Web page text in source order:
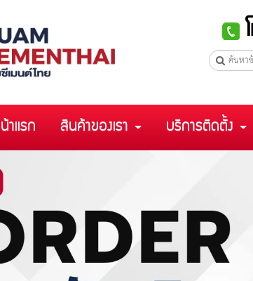
าแรก สินค้าของเรา บริการติดตั้ง